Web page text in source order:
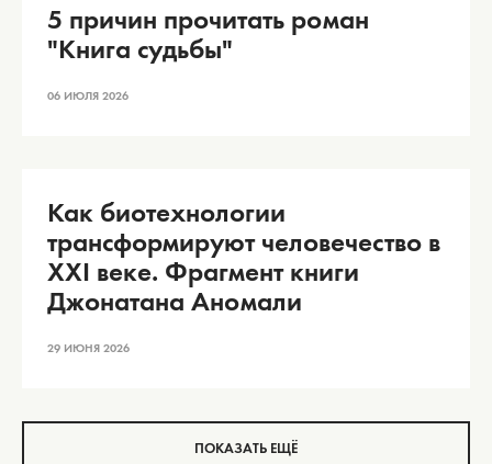
5 причин прочитать роман
"Книга судьбы"
06 ИЮЛЯ 2026
Как биотехнологии
трансформируют человечество в
XXI веке. Фрагмент книги
Джонатана Аномали
29 ИЮНЯ 2026
ПОКАЗАТЬ ЕЩЁ